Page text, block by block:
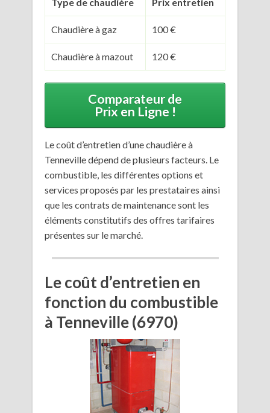
Chaudière à gaz 100 €
Chaudière à mazout 120 €
Comparateur de
Prix en Ligne !
Le coût d’entretien d’une chaudière à
Tenneville dépend de plusieurs facteurs. Le
combustible, les différentes options et
services proposés par les prestataires ainsi
que les contrats de maintenance sont les
éléments constitutifs des offres tarifaires
présentes sur le marché.
Le coût d’entretien en
fonction du combustible
à Tenneville (6970)